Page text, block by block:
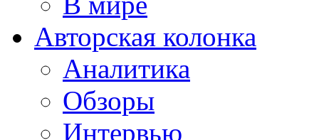
Авторская колонка
Аналитика
Обзоры
Интервью